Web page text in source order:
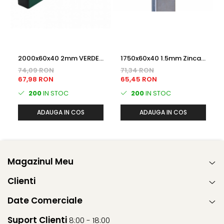
2000x60x40 2mm VERDE
(RAL6005) Plastifiat
STALP GARD
74,09 RON
67,98 RON
200IN STOC
ADAUGA IN COS
1750x60x40 1.5mm Zincat
termic STALP GARD
71,34 RON
65,45 RON
200IN STOC
ADAUGA IN COS
Magazinul Meu
Clienti
Date Comerciale
Suport Clienti 8:00 - 18:00